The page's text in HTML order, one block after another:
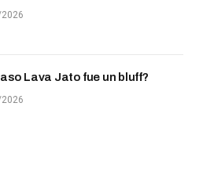
Lava Jato fue un bluff?